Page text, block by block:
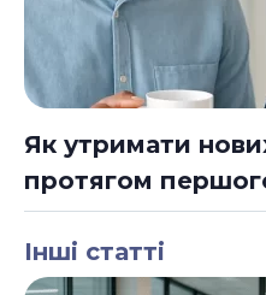
Як утримати
протягом
Інші статті